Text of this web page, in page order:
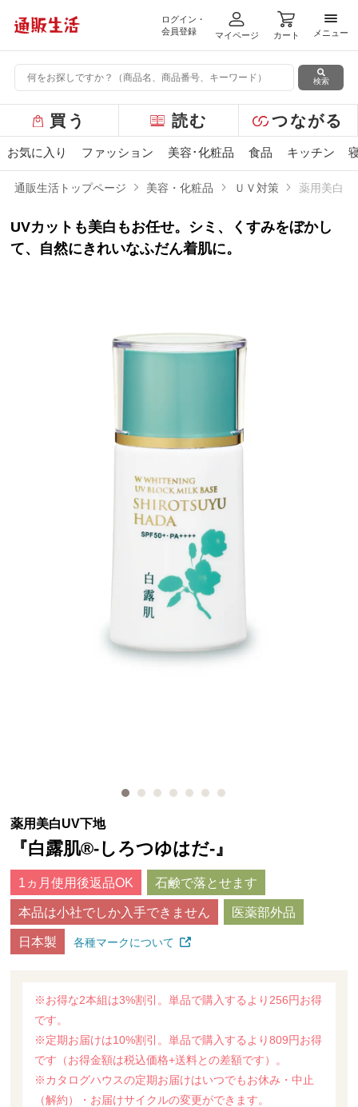
ログイン・
会員登録
マイページ カート
メニ
メニュー
検索
ー
バ
ュ
ー
買う 読む つながる
お気に入り ファッション 美容･化粧品 食品 キッチン
通販生活トップページ 美容・化粧品 ＵＶ対策 薬用美白
UVカットも美白もお任せ。シミ、くすみをぼかし
て、自然にきれいなふだん着肌に。
薬用美白UV下地
『白露肌®-しろつゆはだ-』
1ヵ月使用後返品OK 石鹸で落とせます
本品は小社でしか入手できません 医薬部外品
日本製 各種マークについて
※お得な2本組は3%割引。単品で購入するより256円お得
です。
※定期お届けは10%割引。単品で購入するより809円お得
です（お得金額は税込価格+送料との差額です）。
※カタログハウスの定期お届けはいつでもお休み・中止
（解約）・お届けサイクルの変更ができます。